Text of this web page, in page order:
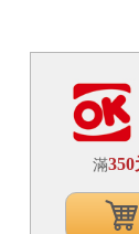
滿350